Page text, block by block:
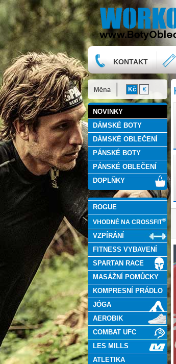
KONTAKT
Kč €
NOVINKY
DÁMSKÉ BOTY
DÁMSKÉ OBLEČENÍ
PÁNSKÉ BOTY
PÁNSKÉ OBLEČENÍ
DOPLŇKY
ROGUE
VHODNÉ NA CROSSFIT®
VZPÍRÁNÍ
FITNESS VYBAVENÍ
SPARTAN RACE
MASÁŽNÍ POMŮCKY
KOMPRESNÍ PRÁDLO
JÓGA
AEROBIK
COMBAT UFC
LES MILLS
ATLETIKA